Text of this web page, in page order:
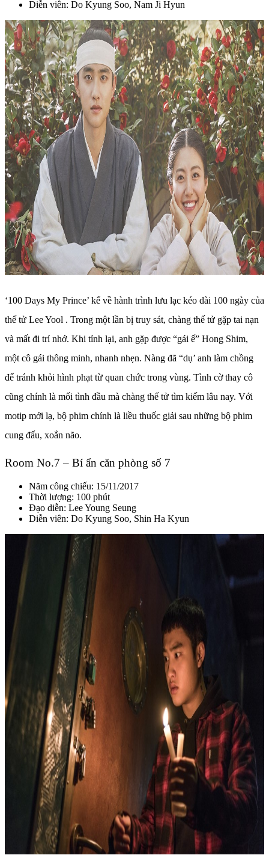
Diễn viên: Do Kyung Soo, Nam Ji Hyun
‘100 Days My Prince’ kể về hành trình lưu lạc kéo dài 100 ngày của
thế tử Lee Yool . Trong một lần bị truy sát, chàng thế tử gặp tai nạn
và mất đi trí nhớ. Khi tỉnh lại, anh gặp được “gái ế” Hong Shim,
một cô gái thông minh, nhanh nhẹn. Nàng đã “dụ’ anh làm chồng
để tránh khỏi hình phạt từ quan chức trong vùng. Tình cờ thay cô
cũng chính là mối tình đầu mà chàng thế tử tìm kiếm lâu nay. Với
motip mới lạ, bộ phim chính là liều thuốc giải sau những bộ phim
cung đấu, xoắn não.
Room No.7 – Bí ẩn căn phòng số 7
Năm công chiếu: 15/11/2017
Thời lượng: 100 phút
Đạo diễn: Lee Young Seung
Diễn viên: Do Kyung Soo, Shin Ha Kyun